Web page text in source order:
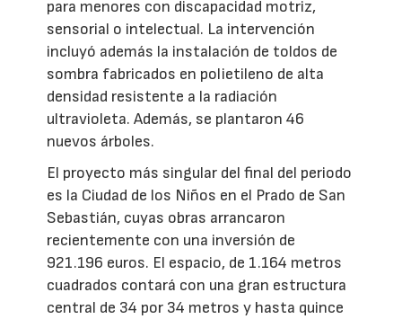
para menores con discapacidad motriz,
sensorial o intelectual. La intervención
incluyó además la instalación de toldos de
sombra fabricados en polietileno de alta
densidad resistente a la radiación
ultravioleta. Además, se plantaron 46
nuevos árboles.
El proyecto más singular del final del periodo
es la Ciudad de los Niños en el Prado de San
Sebastián, cuyas obras arrancaron
recientemente con una inversión de
921.196 euros. El espacio, de 1.164 metros
cuadrados contará con una gran estructura
central de 34 por 34 metros y hasta quince